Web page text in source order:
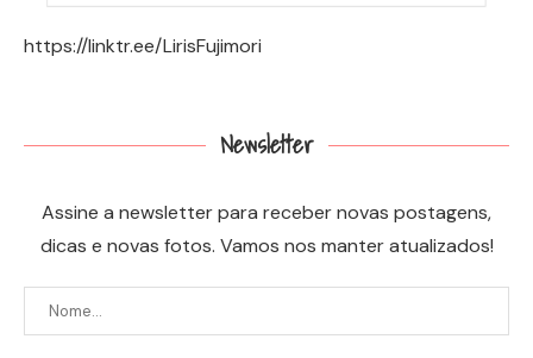
https://linktr.ee/LirisFujimori
Newsletter
Assine a newsletter para receber novas postagens,
dicas e novas fotos. Vamos nos manter atualizados!